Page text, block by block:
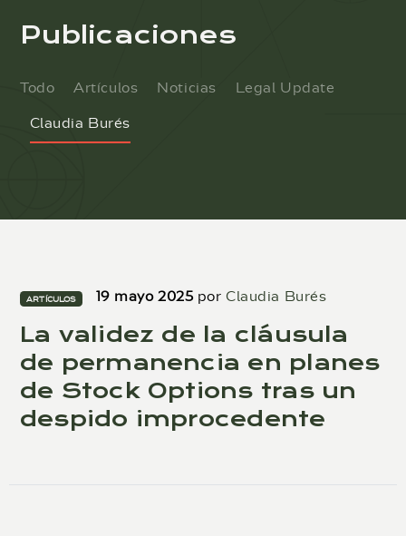
Publicaciones
Todo Artículos Noticias Legal Update
Claudia Burés
ARTÍCULOS 19 mayo 2025porClaudia Burés
La validez de la cláusula
de permanencia en planes
de Stock Options tras un
despido improcedente